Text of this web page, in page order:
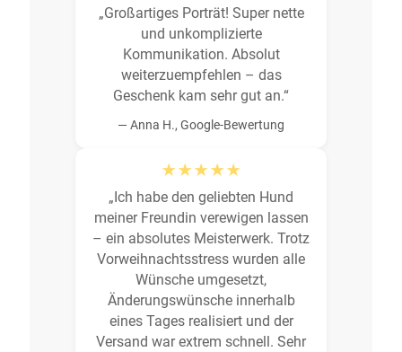
„Großartiges Porträt! Super nette
und unkomplizierte
Kommunikation. Absolut
weiterzuempfehlen – das
Geschenk kam sehr gut an.“
— Anna H., Google-Bewertung
★★★★★
„Ich habe den geliebten Hund
meiner Freundin verewigen lassen
– ein absolutes Meisterwerk. Trotz
Vorweihnachtsstress wurden alle
Wünsche umgesetzt,
Änderungswünsche innerhalb
eines Tages realisiert und der
Versand war extrem schnell. Sehr